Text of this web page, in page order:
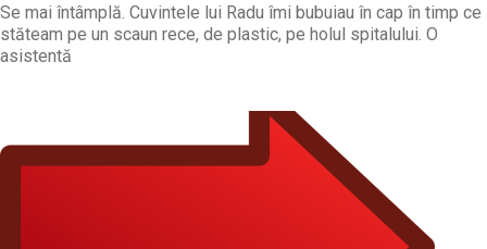
Se mai întâmplă. Cuvintele lui Radu îmi bubuiau în cap în timp ce
stăteam pe un scaun rece, de plastic, pe holul spitalului. O
asistentă